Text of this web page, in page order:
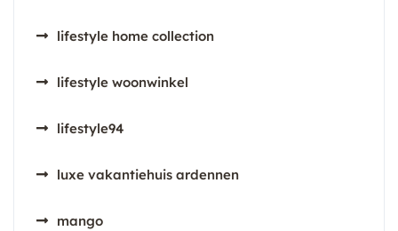
lifestyle home collection
lifestyle woonwinkel
lifestyle94
luxe vakantiehuis ardennen
mango